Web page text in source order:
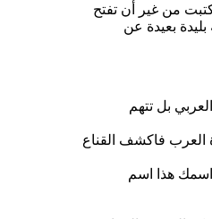
من غير أن تفتح
بعيدة عن
بل تتهم
العرب فاكشف القناع
هذا اسم